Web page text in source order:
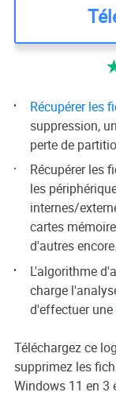
Récupérer les
suppression,
perte de
Récupérer les
les
internes/
cartes
d'autres encore.
L'algorithme
charge
d'effectuer une
Téléchargez ce
supprimez les
Windows 11 en 3